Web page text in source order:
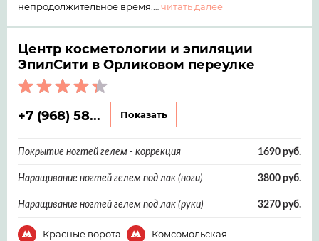
непродолжительное время.…читать далее
Центр косметологии и эпиляции
ЭпилСити в Орликовом переулке
+7 (968) 58... Показать
Покрытие ногтей гелем - коррекция 1690 руб.
Наращивание ногтей гелем под лак (ноги) 3800 руб.
Наращивание ногтей гелем под лак (руки) 3270 руб.
Красные ворота
Комсомольская